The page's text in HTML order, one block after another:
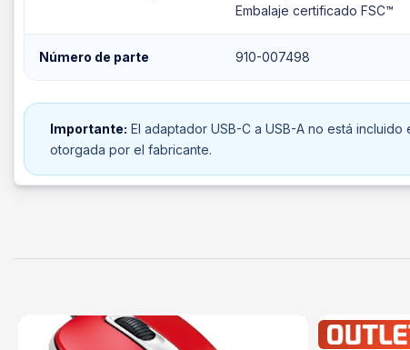
Embalaje certificado FSC™
Número de parte 910-007498
Importante: El adaptador USB-C a USB-A no está
otorgada por el fabricante.